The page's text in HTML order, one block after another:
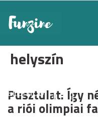
helyszín
ÉLETMÓD
Pusztulat: Így
a riói olimpiai